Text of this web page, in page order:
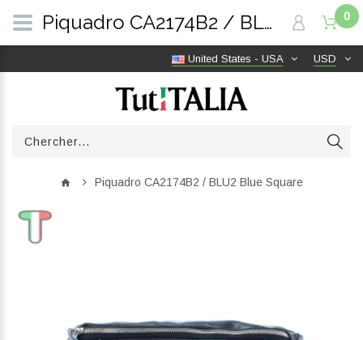
USD
United States - USA
0
Piquadro CA2174B2 / BLU2 Blue Square
Piquadro CA2174B2 / BLU2 Blue Square | TutITALIA